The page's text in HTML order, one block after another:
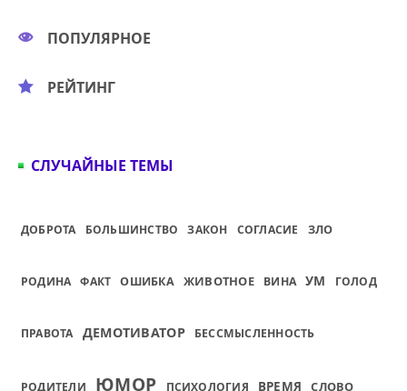
ПОПУЛЯРНОЕ
РЕЙТИНГ
СЛУЧАЙНЫЕ ТЕМЫ
ДОБРОТА БОЛЬШИНСТВО ЗАКОН СОГЛАСИЕ ЗЛО
РОДИНА ФАКТ ОШИБКА ЖИВОТНОЕ ВИНА УМ ГОЛОД
ПРАВОТА ДЕМОТИВАТОР БЕССМЫСЛЕННОСТЬ
РОДИТЕЛИ ЮМОР ПСИХОЛОГИЯ ВРЕМЯ СЛОВО